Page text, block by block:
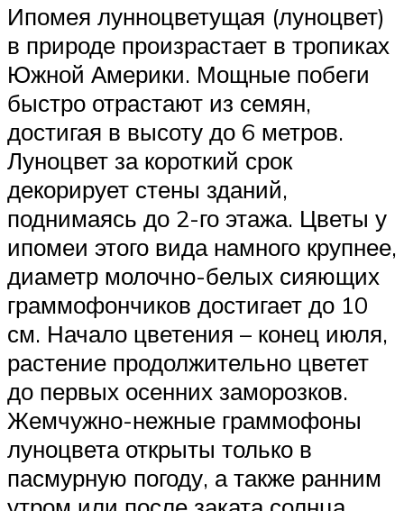
Ипомея лунноцветущая (луноцвет)
в природе произрастает в тропиках
Южной Америки. Мощные побеги
быстро отрастают из семян,
достигая в высоту до 6 метров.
Луноцвет за короткий срок
декорирует стены зданий,
поднимаясь до 2-го этажа. Цветы у
ипомеи этого вида намного крупнее,
диаметр молочно-белых сияющих
граммофончиков достигает до 10
см. Начало цветения – конец июля,
растение продолжительно цветет
до первых осенних заморозков.
Жемчужно-нежные граммофоны
луноцвета открыты только в
пасмурную погоду, а также ранним